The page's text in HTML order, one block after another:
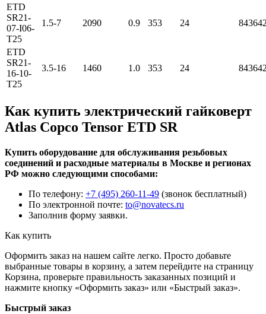
ETD
SR21-
07-I06-
T25
1.5-7 2090 0.9 353 24
ETD
SR21-
16-10-
T25
3.5-16 1460 1.0 353 24
Как купить электрический гайковерт
Atlas Copco Tensor ETD SR
Купить оборудование для обслуживания резьбовых
соединений и расходные материалы в Москве и регионах
РФ можно следующими способами:
По телефону: +7 (495) 260-11-49 (звонок бесплатный)
По электронной почте: to@novatecs.ru
Заполнив форму заявки.
Как купить
Оформить заказ на нашем сайте легко. Просто добавьте
выбранные товары в корзину, а затем перейдите на страницу
Корзина, проверьте правильность заказанных позиций и
нажмите кнопку «Оформить заказ» или «Быстрый заказ».
Быстрый заказ